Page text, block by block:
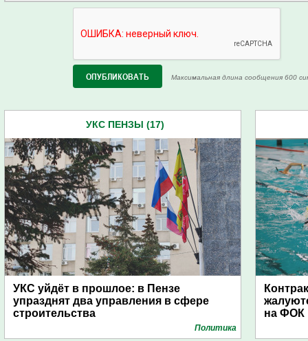
Максимальная длина сообщения 600
УКС ПЕНЗЫ (17)
УКС уйдёт в прошлое: в Пензе
упразднят два управления в сфере
строительства
Политика
на ФОК